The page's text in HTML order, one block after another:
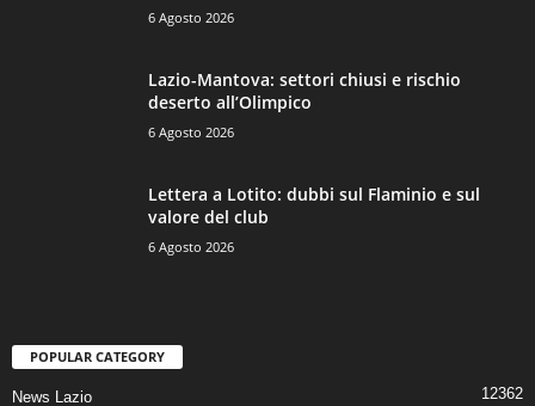
6 Agosto 2026
Lazio-Mantova: settori chiusi e rischio
deserto all’Olimpico
6 Agosto 2026
Lettera a Lotito: dubbi sul Flaminio e sul
valore del club
6 Agosto 2026
POPULAR CATEGORY
News Lazio 12362